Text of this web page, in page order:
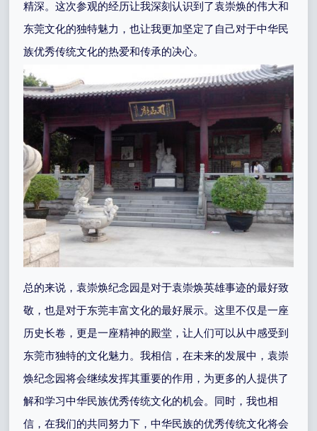
精深。这次参观的经历让我深刻认识到了袁崇焕的伟大和
东莞文化的独特魅力，也让我更加坚定了自己对于中华民
族优秀传统文化的热爱和传承的决心。
总的来说，袁崇焕纪念园是对于袁崇焕英雄事迹的最好致
敬，也是对于东莞丰富文化的最好展示。这里不仅是一座
历史长卷，更是一座精神的殿堂，让人们可以从中感受到
东莞市独特的文化魅力。我相信，在未来的发展中，袁崇
焕纪念园将会继续发挥其重要的作用，为更多的人提供了
解和学习中华民族优秀传统文化的机会。同时，我也相
信，在我们的共同努力下，中华民族的优秀传统文化将会